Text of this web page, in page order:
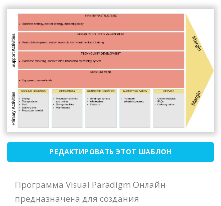
РЕДАКТИРОВАТЬ ЭТОТ ШАБЛОН
Программа Visual Paradigm Онлайн
предназначена для создания